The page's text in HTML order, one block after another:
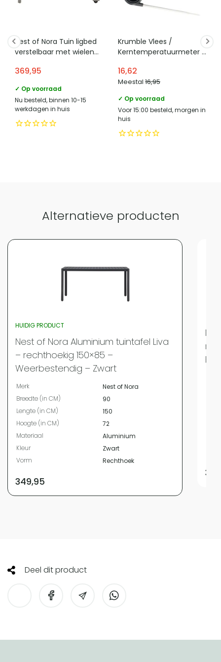
+31 (0)85 - 130 25 825
Categorie Tuintafels
Vergelijk met alternatieven
tuinstoelen.
biedt het rechthoekige blad ruimte voor servies, schalen,
barbecuegerechten en drankjes tijdens buitengebruik.
aluminium tafel geschikt?
terras, balkon en veranda. Door het lichte gewicht is de
tafel eenvoudig te verplaatsen wanneer de indeling van de
Nest of Nora Tuin ligbed
verstelbaar met wielen
– Grijs
369,95
✓ Op voorraad
Nu besteld, binnen 10-15
werkdagen in huis
Krumble Vlees /
Kerntemperatuurmeter –
16,62
Meestal 16,95
✓ Op voorraad
Voor 15:00 besteld, morgen in
huis
Alternatieve producten
HUIDIG PRODUCT
Nest of Nora Aluminium tuintafel Liva
– rechthoekig 150×85 –
Weerbestendig – Zwart
Merk
Nest of Nora
Breedte (in CM)
90
Lengte (in CM)
150
Hoogte (in CM)
72
Materiaal
Aluminium
Kleur
Zwart
Vorm
Rechthoek
349,95
Deel dit product